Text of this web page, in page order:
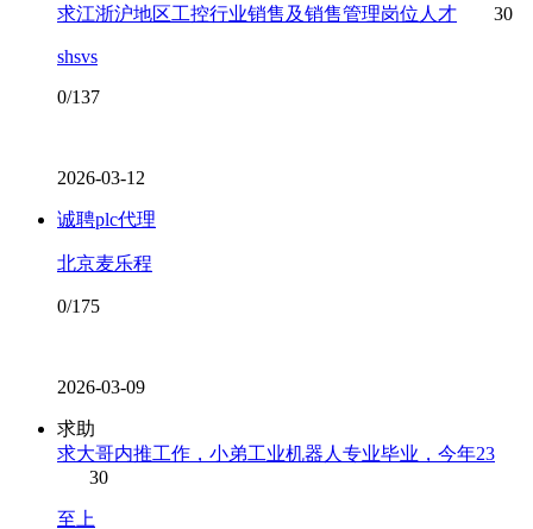
求江浙沪地区工控行业销售及销售管理岗位人才
30
shsvs
0/137
2026-03-12
诚聘plc代理
北京麦乐程
0/175
2026-03-09
求助
求大哥内推工作，小弟工业机器人专业毕业，今年23
30
至上